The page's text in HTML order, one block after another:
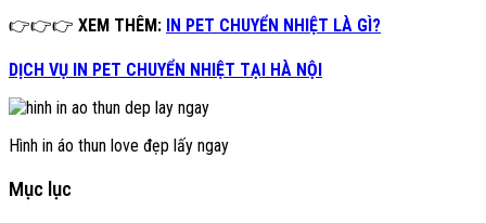
👉👉👉 XEM THÊM: IN PET CHUYỂN NHIỆT LÀ GÌ?
DỊCH VỤ IN PET CHUYỂN NHIỆT TẠI HÀ NỘI
Hình in áo thun love đẹp lấy ngay
Mục lục